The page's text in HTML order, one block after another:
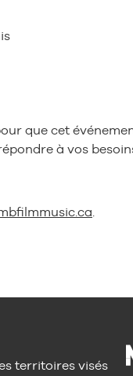
que cet
à vos
.
territoires visés